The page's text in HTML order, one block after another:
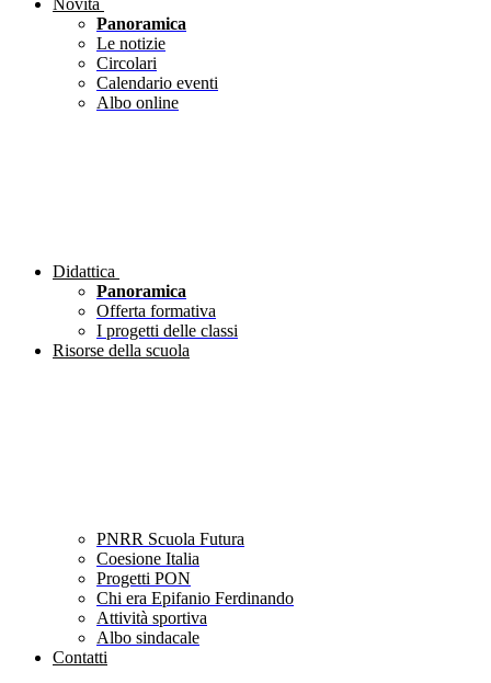
Novità
Panoramica
Le notizie
Circolari
Calendario eventi
Albo online
Didattica
Panoramica
Offerta formativa
I progetti delle classi
Risorse della scuola
PNRR Scuola Futura
Coesione Italia
Progetti PON
Chi era Epifanio Ferdinando
Attività sportiva
Albo sindacale
Contatti